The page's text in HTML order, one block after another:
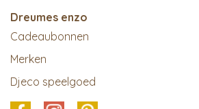
Dreumes enzo
Cadeaubonnen
Merken
Djeco speelgoed